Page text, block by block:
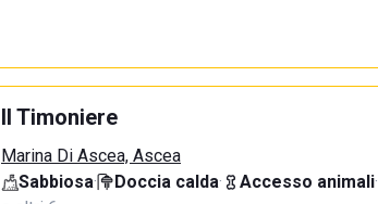
Il Timoniere
Marina Di Ascea, Ascea
Sabbiosa· Doccia calda· Accesso animali·